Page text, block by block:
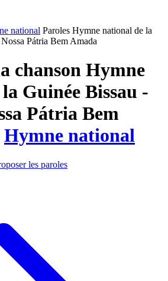
national Paroles Hymne national de la
Pátria Bem Amada
chanson Hymne
Guinée Bissau -
Pátria Bem
Hymne national
les paroles